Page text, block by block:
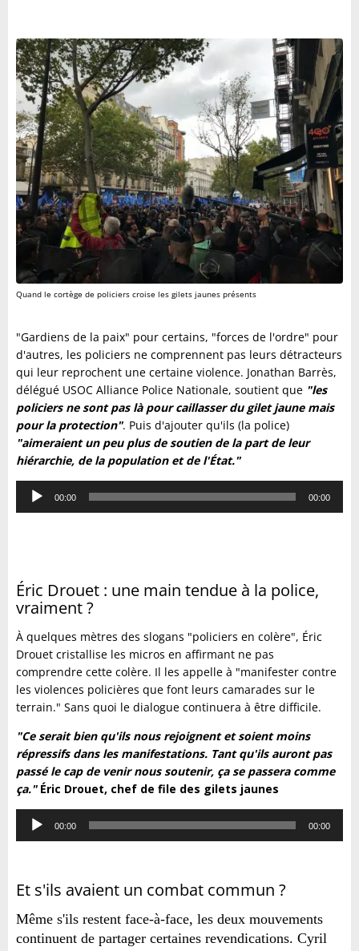
Quand le cortège de policiers croise les gilets jaunes présents
"Gardiens de la paix" pour certains, "forces de l'ordre" pour
d'autres, les policiers ne comprennent pas leurs détracteurs
qui leur reprochent une certaine violence. Jonathan Barrès,
délégué USOC Alliance Police Nationale, soutient que "les
policiers ne sont pas là pour caillasser du gilet jaune mais
pour la protection". Puis d'ajouter qu'ils (la police)
"aimeraient un peu plus de soutien de la part de leur
hiérarchie, de la population et de l'État."
Lecteur
audio
00:00 00:00
Éric Drouet : une main tendue à la police,
vraiment ?
À quelques mètres des slogans "policiers en colère", Éric
Drouet cristallise les micros en affirmant ne pas
comprendre cette colère. Il les appelle à "manifester contre
les violences policières que font leurs camarades sur le
terrain." Sans quoi le dialogue continuera à être difficile.
"Ce serait bien qu'ils nous rejoignent et soient moins
répressifs dans les manifestations. Tant qu'ils auront pas
passé le cap de venir nous soutenir, ça se passera comme
ça." Éric Drouet, chef de file des gilets jaunes
Lecteur
audio
00:00 00:00
Et s'ils avaient un combat commun ?
Même s'ils restent face-à-face, les deux mouvements
continuent de partager certaines revendications. Cyril